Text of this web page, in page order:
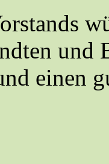
und
einen